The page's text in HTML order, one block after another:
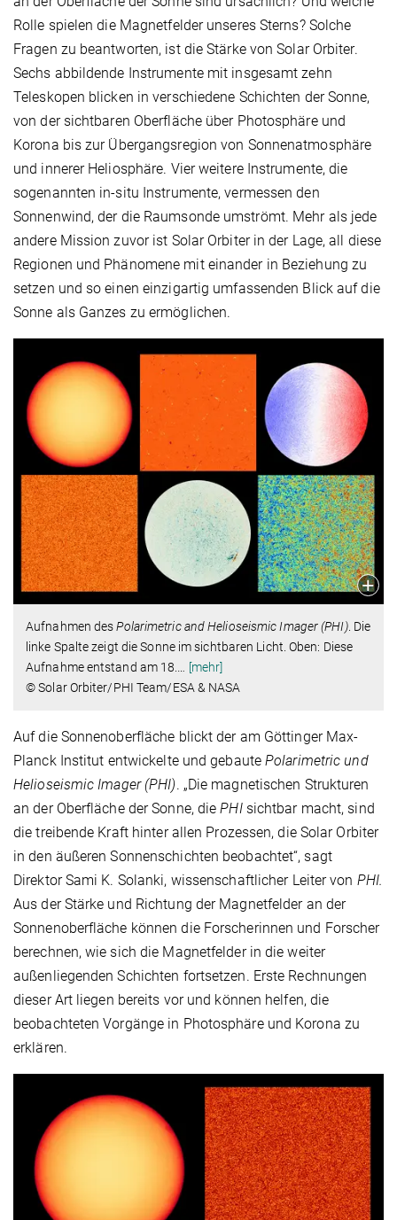
Rolle spielen die Magnetfelder unseres Sterns? Solche
Fragen zu beantworten, ist die Stärke von Solar Orbiter.
Sechs abbildende Instrumente mit insgesamt zehn
Teleskopen blicken in verschiedene Schichten der Sonne,
von der sichtbaren Oberfläche über Photosphäre und
Korona bis zur Übergangsregion von Sonnenatmosphäre
und innerer Heliosphäre. Vier weitere Instrumente, die
sogenannten in-situ Instrumente, vermessen den
Sonnenwind, der die Raumsonde umströmt. Mehr als jede
andere Mission zuvor ist Solar Orbiter in der Lage, all diese
Regionen und Phänomene mit einander in Beziehung zu
setzen und so einen einzigartig umfassenden Blick auf die
Sonne als Ganzes zu ermöglichen.
Aufnahmen desPolarimetric and Helioseismic Imager (PHI). Die
linke Spalte zeigt die Sonne im sichtbaren Licht. Oben: Diese
Aufnahme entstand am 18.
[mehr]
© Solar Orbiter/PHI Team/ESA & NASA
Auf die Sonnenoberfläche blickt der am Göttinger Max-
Planck Institut entwickelte und gebautePolarimetric und
Helioseismic Imager (PHI). „Die magnetischen Strukturen
an der Oberfläche der Sonne, diePHIsichtbar macht, sind
die treibende Kraft hinter allen Prozessen, die Solar Orbiter
in den äußeren Sonnenschichten beobachtet“, sagt
Direktor Sami K. Solanki, wissenschaftlicher Leiter von PHI.
Aus der Stärke und Richtung der Magnetfelder an der
Sonnenoberfläche können die Forscherinnen und Forscher
berechnen, wie sich die Magnetfelder in die weiter
außenliegenden Schichten fortsetzen. Erste Rechnungen
dieser Art liegen bereits vor und können helfen, die
beobachteten Vorgänge in Photosphäre und Korona zu
erklären.